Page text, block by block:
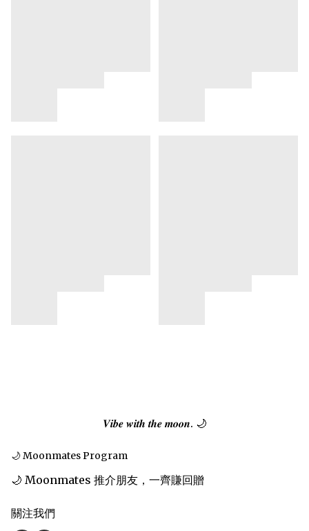
𝑽𝒊𝒃𝒆 𝒘𝒊𝒕𝒉 𝒕𝒉𝒆 𝒎𝒐𝒐𝒏. 🌙
🌙 Moonmates Program
🌙 Moonmates 推介朋友，一齊賺回贈
關注我們